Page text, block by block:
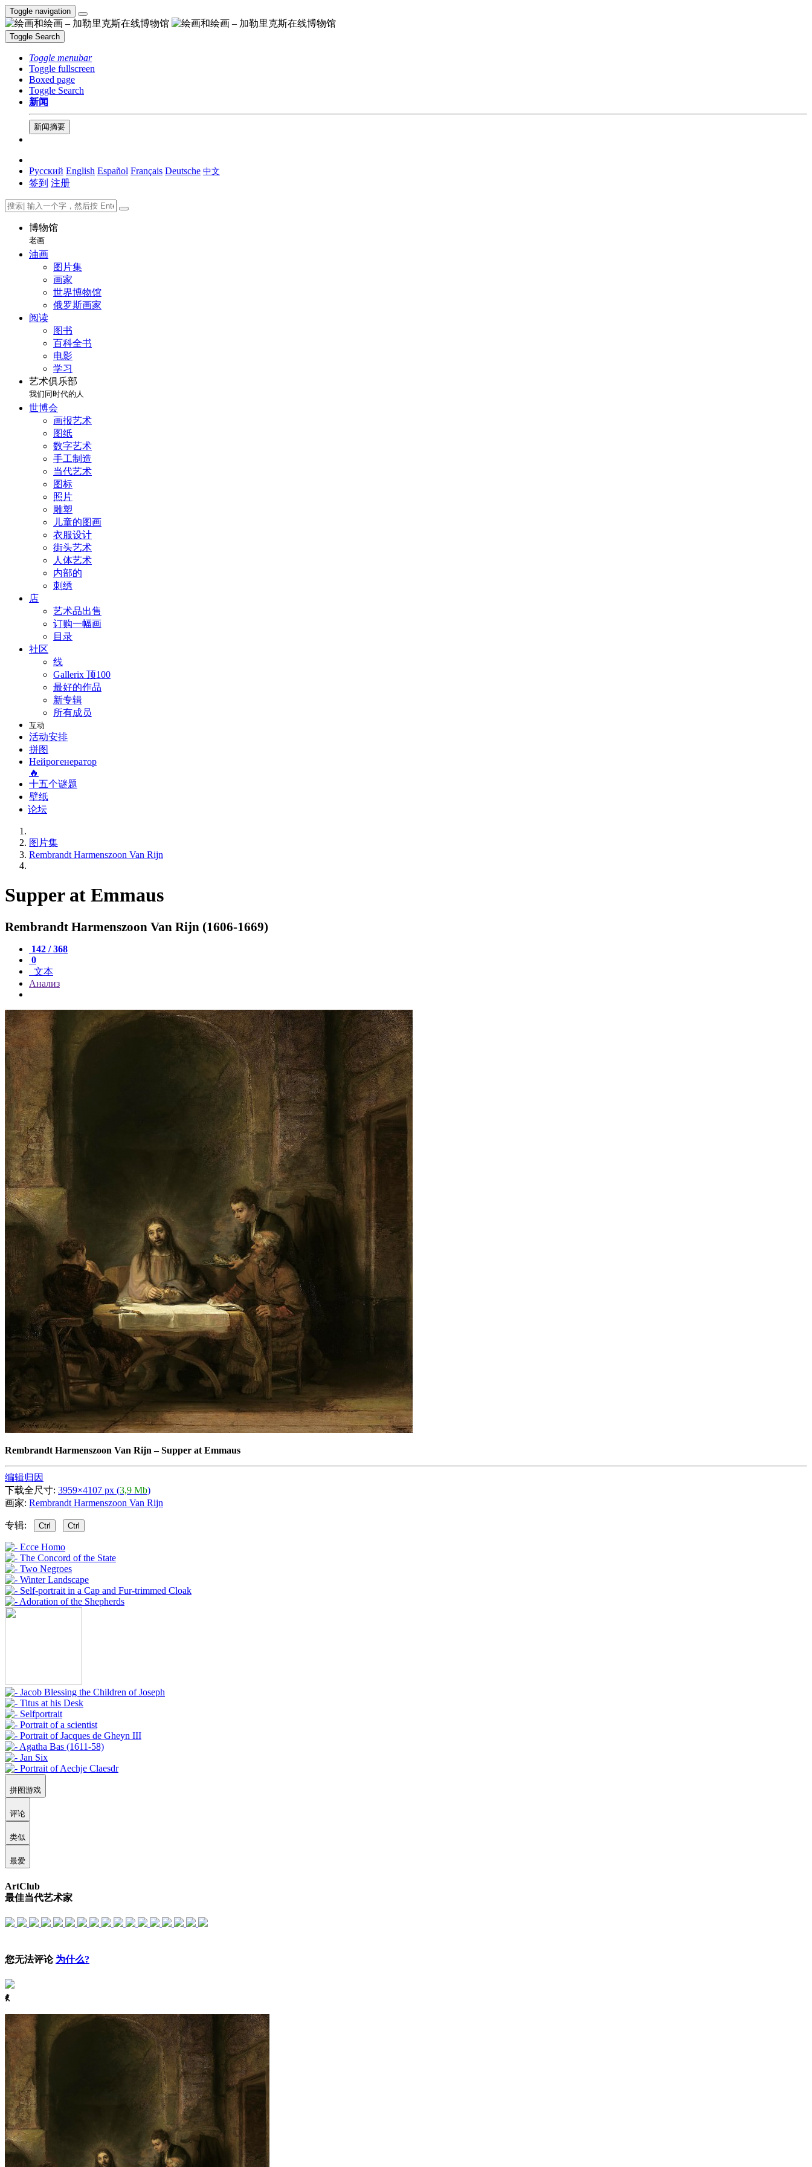
Toggle navigation
Toggle Search
Toggle menubar
Toggle fullscreen
Boxed page
Toggle Search
新闻
新闻摘要
Русский English Español Français Deutsche 中文
签到 注册
博物馆
老画
油画
图片集
画家
世界博物馆
俄罗斯画家
阅读
图书
百科全书
电影
学习
艺术俱乐部
我们同时代的人
世博会
画报艺术
图纸
数字艺术
手工制造
当代艺术
图标
照片
雕塑
儿童的图画
衣服设计
街头艺术
人体艺术
内部的
刺绣
店
艺术品出售
订购一幅画
目录
社区
线
Gallerix 顶100
最好的作品
新专辑
所有成员
互动
活动安排
拼图
Нейрогенератор
🔥
十五个谜题
壁纸
论坛
图片集
Rembrandt Harmenszoon Van Rijn
Supper at Emmaus
Rembrandt Harmenszoon Van Rijn (1606-1669)
142 / 368
0
文本
Анализ
Rembrandt Harmenszoon Van Rijn –Supper at Emmaus
编辑归因
下载全尺寸: 3959×4107 px (3,9 Mb)
画家: Rembrandt Harmenszoon Van Rijn
专辑: Ctrl Ctrl
拼图游戏
评论
类似
最爱
ArtClub
最佳当代艺术家
您无法评论 为什么?
ꈅ